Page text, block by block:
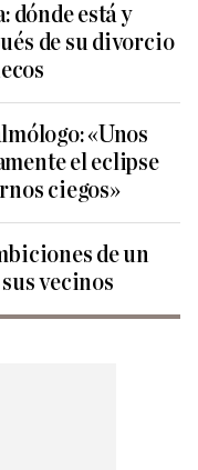
dónde está y
de su divorcio
«Unos
el eclipse
ciegos»
de un
vecinos